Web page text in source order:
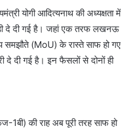
योगी आदित्यनाथ की अध्यक्षता में
दे दी गई है। जहां एक तरफ लखनऊ
समझौते (MoU) के रास्ते साफ हो गए
दे दी गई है। इन फैसलों से दोनों ही
की राह अब पूरी तरह साफ हो